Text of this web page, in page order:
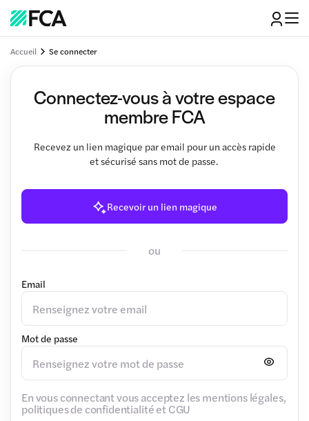
Accueil Se connecter
Connectez-vous à votre espace
membre FCA
Recevez un lien magique par email pour un accès rapide
et sécurisé sans mot de passe.
Recevoir un lien magique
ou
Email
Mot de passe
En vous connectant vous acceptez les mentions légales,
politiques de confidentialité et CGU